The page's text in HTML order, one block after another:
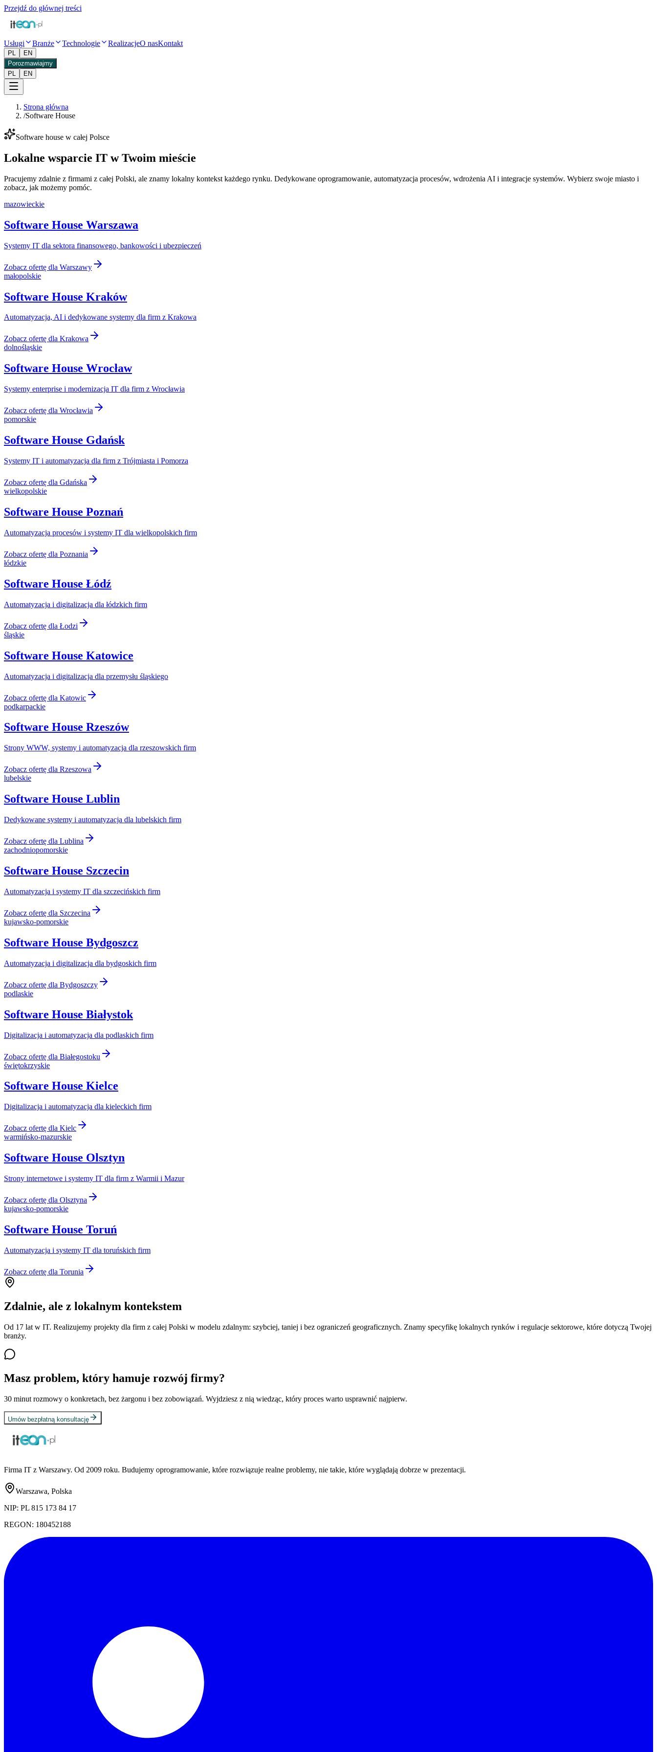
Przejdź do głównej treści
Usługi Branże Technologie RealizacjeO nasKontakt
PL
EN
Porozmawiajmy
PL
EN
Strona główna
/Software House
Software house w całej Polsce
Lokalne wsparcie IT w Twoim mieście
Pracujemy zdalnie z firmami z całej Polski, ale znamy lokalny kontekst każdego rynku. Dedykowane oprogramowanie, automatyzacja procesów, wdrożenia AI i integracje systemów. Wybierz swoje miasto i
zobacz, jak możemy pomóc.
mazowieckie
Software House Warszawa
Systemy IT dla sektora finansowego, bankowości i ubezpieczeń
Zobacz ofertę dla Warszawy
małopolskie
Software House Kraków
Automatyzacja, AI i dedykowane systemy dla firm z Krakowa
Zobacz ofertę dla Krakowa
dolnośląskie
Software House Wrocław
Systemy enterprise i modernizacja IT dla firm z Wrocławia
Zobacz ofertę dla Wrocławia
pomorskie
Software House Gdańsk
Systemy IT i automatyzacja dla firm z Trójmiasta i Pomorza
Zobacz ofertę dla Gdańska
wielkopolskie
Software House Poznań
Automatyzacja procesów i systemy IT dla wielkopolskich firm
Zobacz ofertę dla Poznania
łódzkie
Software House Łódź
Automatyzacja i digitalizacja dla łódzkich firm
Zobacz ofertę dla Łodzi
śląskie
Software House Katowice
Automatyzacja i digitalizacja dla przemysłu śląskiego
Zobacz ofertę dla Katowic
podkarpackie
Software House Rzeszów
Strony WWW, systemy i automatyzacja dla rzeszowskich firm
Zobacz ofertę dla Rzeszowa
lubelskie
Software House Lublin
Dedykowane systemy i automatyzacja dla lubelskich firm
Zobacz ofertę dla Lublina
zachodniopomorskie
Software House Szczecin
Automatyzacja i systemy IT dla szczecińskich firm
Zobacz ofertę dla Szczecina
kujawsko-pomorskie
Software House Bydgoszcz
Automatyzacja i digitalizacja dla bydgoskich firm
Zobacz ofertę dla Bydgoszczy
podlaskie
Software House Białystok
Digitalizacja i automatyzacja dla podlaskich firm
Zobacz ofertę dla Białegostoku
świętokrzyskie
Software House Kielce
Digitalizacja i automatyzacja dla kieleckich firm
Zobacz ofertę dla Kielc
warmińsko-mazurskie
Software House Olsztyn
Strony internetowe i systemy IT dla firm z Warmii i Mazur
Zobacz ofertę dla Olsztyna
kujawsko-pomorskie
Software House Toruń
Automatyzacja i systemy IT dla toruńskich firm
Zobacz ofertę dla Torunia
Zdalnie, ale z lokalnym kontekstem
Od 17 lat w IT. Realizujemy projekty dla firm z całej Polski w modelu zdalnym: szybciej, taniej i bez ograniczeń geograficznych. Znamy specyfikę lokalnych rynków i regulacje sektorowe, które dotyczą Twojej
branży.
Masz problem, który hamuje rozwój firmy?
30 minut rozmowy o konkretach, bez żargonu i bez zobowiązań. Wyjdziesz z nią wiedząc, który proces warto usprawnić najpierw.
Umów bezpłatną konsultację
Firma IT z Warszawy. Od 2009 roku. Budujemy oprogramowanie, które rozwiązuje realne problemy, nie takie, które wyglądają dobrze w prezentacji.
Warszawa, Polska
NIP: PL 815 173 84 17
REGON: 180452188